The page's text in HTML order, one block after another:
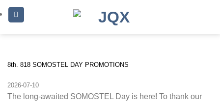
Skip
to
8th. 818 SOMOSTEL DAY PROMOTIONS
2026-07-10
The long-awaited SOMOSTEL Day is here! To thank our